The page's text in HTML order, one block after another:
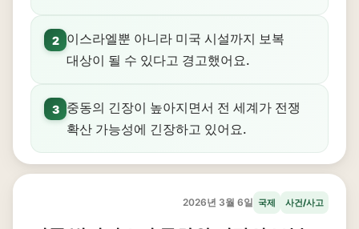
2
이스라엘뿐 아니라 미국 시설까지 보복
대상이 될 수 있다고 경고했어요.
3
중동의 긴장이 높아지면서 전 세계가 전쟁
확산 가능성에 긴장하고 있어요.
2026년 3월 6일 국제 사건/사고